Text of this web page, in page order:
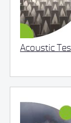
Acoustic